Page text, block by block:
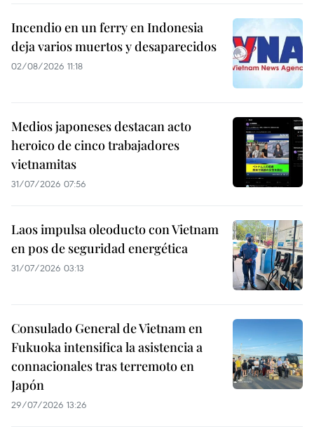
Incendio en un ferry en Indonesia
deja varios muertos y desaparecidos
02/08/2026 11:18
Medios japoneses destacan acto
heroico de cinco trabajadores
vietnamitas
31/07/2026 07:56
Laos impulsa oleoducto con Vietnam
en pos de seguridad energética
31/07/2026 03:13
Consulado General de Vietnam en
Fukuoka intensifica la asistencia a
connacionales tras terremoto en
Japón
29/07/2026 13:26